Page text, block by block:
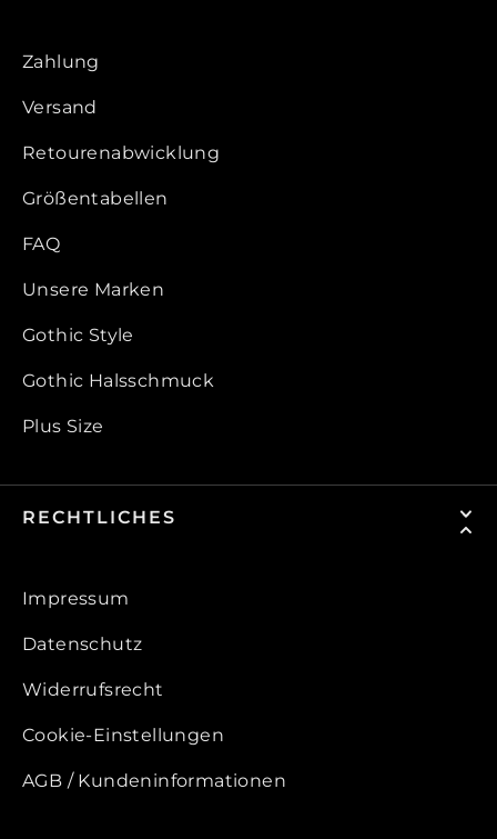
Zahlung
Versand
Retourenabwicklung
Größentabellen
FAQ
Unsere Marken
Gothic Style
Gothic Halsschmuck
Plus Size
RECHTLICHES
Impressum
Datenschutz
Widerrufsrecht
Cookie-Einstellungen
AGB / Kundeninformationen